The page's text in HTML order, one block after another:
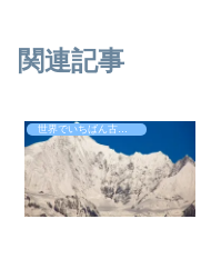
関連記事
世界でいちばん古くて大切なスピリチュアルの教え